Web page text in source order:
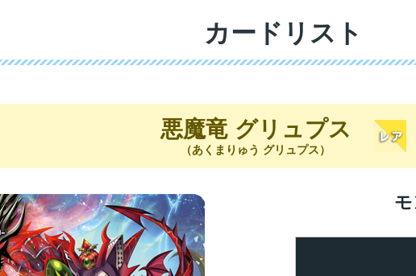
カードリスト
悪魔竜 グリュプス
（あくまりゅう グリュプス）